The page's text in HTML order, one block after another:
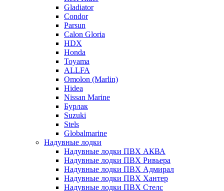
Gladiator
Condor
Parsun
Calon Gloria
HDX
Honda
Toyama
ALLFA
Omolon (Marlin)
Hidea
Nissan Marine
Бурлак
Suzuki
Stels
Globalmarine
Надувные лодки
Надувные лодки ПВХ АКВА
Надувные лодки ПВХ Ривьера
Надувные лодки ПВХ Адмирал
Надувные лодки ПВХ Хантер
Надувные лодки ПВХ Стелс